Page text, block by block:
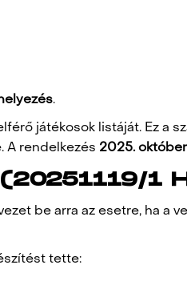
.
játékosok listáját. Ez a
A rendelkezés 2025.
1
be arra az esetre, ha a
tette: